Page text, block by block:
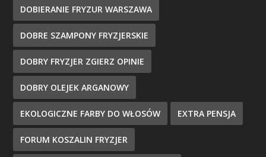
DOBIERANIE FRYZUR WARSZAWA
DOBRE SZAMPONY FRYZJERSKIE
DOBRY FRYZJER ZGIERZ OPINIE
DOBRY OLEJEK ARGANOWY
EKOLOGICZNE FARBY DO WŁOSÓW EXTRA PENSJA
FORUM KOSZALIN FRYZJER